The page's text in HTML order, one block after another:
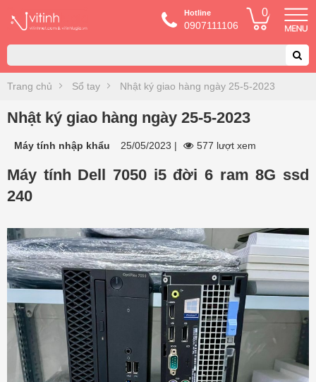
Hotline
0907111106
0
Trang chủ Sổ tay Nhật ký giao hàng ngày 25-5-2023
Nhật ký giao hàng ngày 25-5-2023
Máy tính nhập khẩu 25/05/2023 | 577 lượt xem
Máy tính Dell 7050 i5 đời 6 ram 8G ssd
240